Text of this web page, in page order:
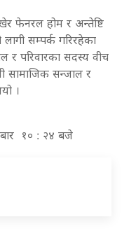
फेनरल होम र अन्तेष्टि
सम्पर्क गरिरहेका
र परिवारका सदस्य वीच
सामाजिक सन्जाल र
।
१० : २४ बजे